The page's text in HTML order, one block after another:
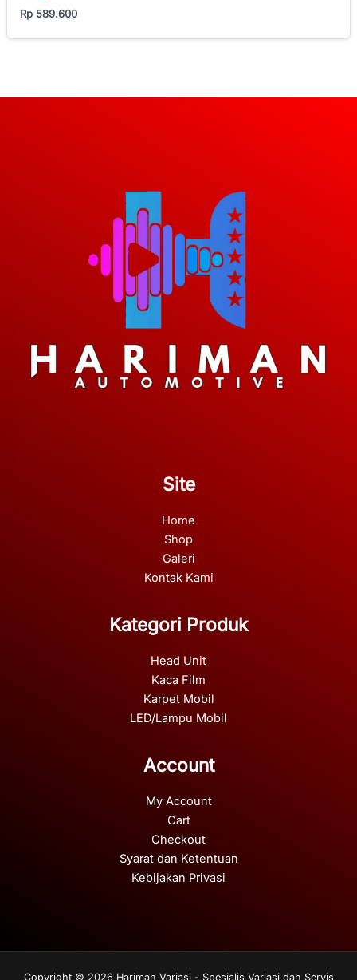
Rp 589.600
Site
Home
Shop
Galeri
Kontak Kami
Kategori Produk
Head Unit
Kaca Film
Karpet Mobil
LED/Lampu Mobil
Account
My Account
Cart
Checkout
Syarat dan Ketentuan
Kebijakan Privasi
Copyright © 2026 Hariman Variasi - Spesialis Variasi dan Servis